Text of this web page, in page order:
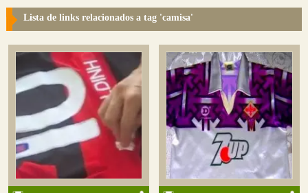
Sugerir Link
Colmeia Exchange
Perguntas Frequentes
Sobre
Contato
Lista de links relacionados a tag 'camisa'